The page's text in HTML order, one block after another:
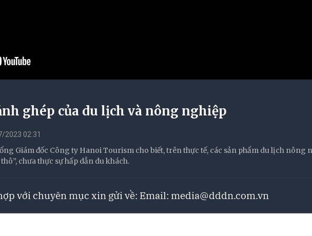
ghép của du lịch và nông nghiệp
2023 02:31
Giám đốc Công ty Hanoi Tourism cho biết, trên thực tế, các sản phẩm du lịch nông
chưa thực sự hấp dẫn du khách.
với chuyên mục xin gửi về: Email: media@dddn.com.vn